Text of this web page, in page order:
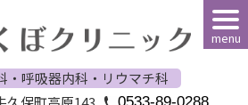
・呼吸器内科・リウマチ科
menu